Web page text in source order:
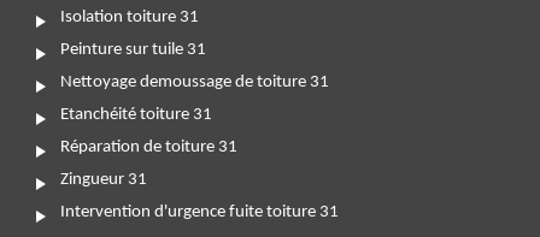
Isolation toiture 31
Peinture sur tuile 31
Nettoyage demoussage de toiture 31
Etanchéité toiture 31
Réparation de toiture 31
Zingueur 31
Intervention d'urgence fuite toiture 31